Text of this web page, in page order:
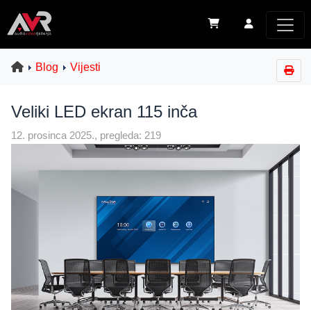
Blog Vijesti
Veliki LED ekran 115 inča
12. prosinca 2025., pregleda: 219